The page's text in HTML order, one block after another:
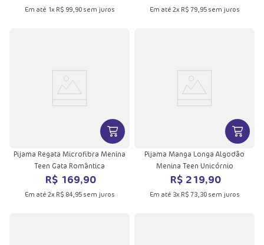
Em até 1x R$ 99,90sem juros Em até 2x R$ 79,95sem juros
VER MAIS INFORMAÇÕES DO
Pijama Regata Microfibra Menina
Teen Gata Romântica
R$ 169,90
Em até 2x R$ 84,95sem juros
VER
Pijama Manga Longa Algodão
Menina Teen Unicórnio
R$ 219,90
Em até 3x R$ 73,30sem juros